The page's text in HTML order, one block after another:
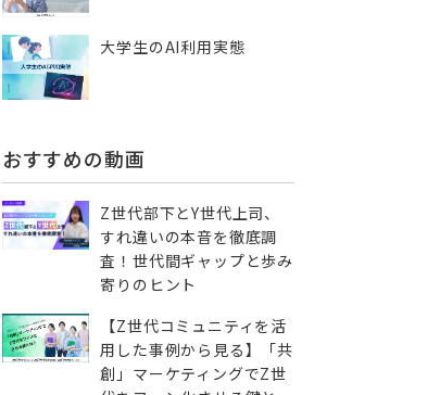
大学生のAI利用実態
おすすめの動画
Z世代部下とY世代上司、
すれ違いの本音を徹底調
査！世代間ギャップと歩み
寄りのヒント
【Z世代コミュニティを活
用した事例から見る】「共
創」マーケティングでZ世